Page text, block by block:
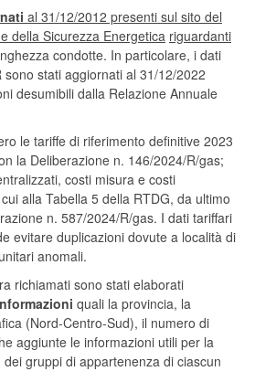
al 31/12/2012 presenti sul sito del
della Sicurezza Energetica riguardanti
condotte. In particolare, i dati
stati aggiornati al 31/12/2022
desumibili dalla Relazione Annuale
le tariffe di riferimento definitive 2023
la Deliberazione n. 146/2024/R/gas;
costi misura e costi
alla Tabella 5 della RTDG, da ultimo
n. 587/2024/R/gas. I dati tariffari
evitare duplicazioni dovute a località di
anomali.
richiamati sono stati elaborati
quali la provincia, la
(Nord-Centro-Sud), il numero di
aggiunte le informazioni utili per la
gruppi di appartenenza di ciascun